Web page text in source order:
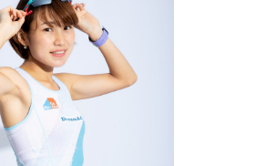
～』のパネリストに車いすフ